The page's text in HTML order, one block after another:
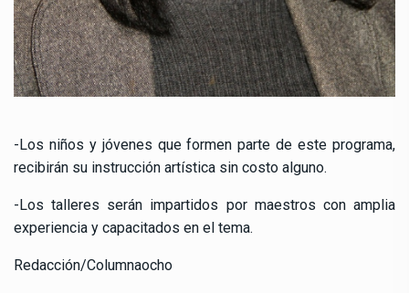
-Los niños y jóvenes que formen parte de este programa,
recibirán su instrucción artística sin costo alguno.
-Los talleres serán impartidos por maestros con amplia
experiencia y capacitados en el tema.
Redacción/Columnaocho